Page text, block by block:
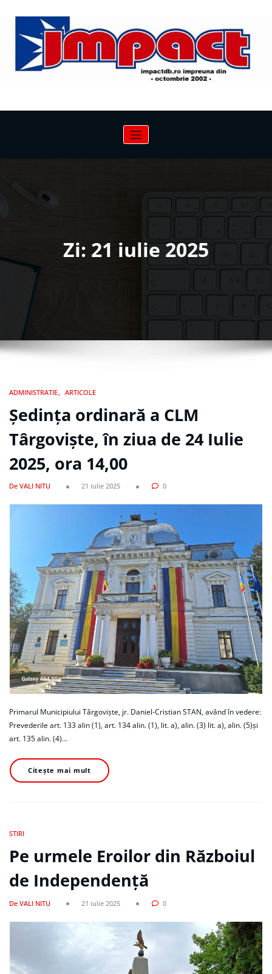
conținut
Zi: 21 iulie 2025
ADMINISTRATIE ARTICOLE
Ședința ordinară a CLM
Târgoviște, în ziua de 24 Iulie
2025, ora 14,00
De VALI NITU 21 iulie 2025 0
Primarul Municipiului Târgoviște, jr. Daniel-Cristian STAN, având în vedere:
Prevederile art. 133 alin (1), art. 134 alin. (1), lit. a), alin. (3) lit. a), alin. (5)și
art. 135 alin. (4)…
Citește mai mult
STIRI
Pe urmele Eroilor din Războiul
de Independență
De VALI NITU 21 iulie 2025 0